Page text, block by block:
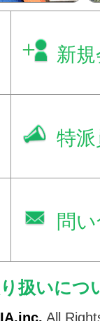
新
特
問
扱いにつ
All